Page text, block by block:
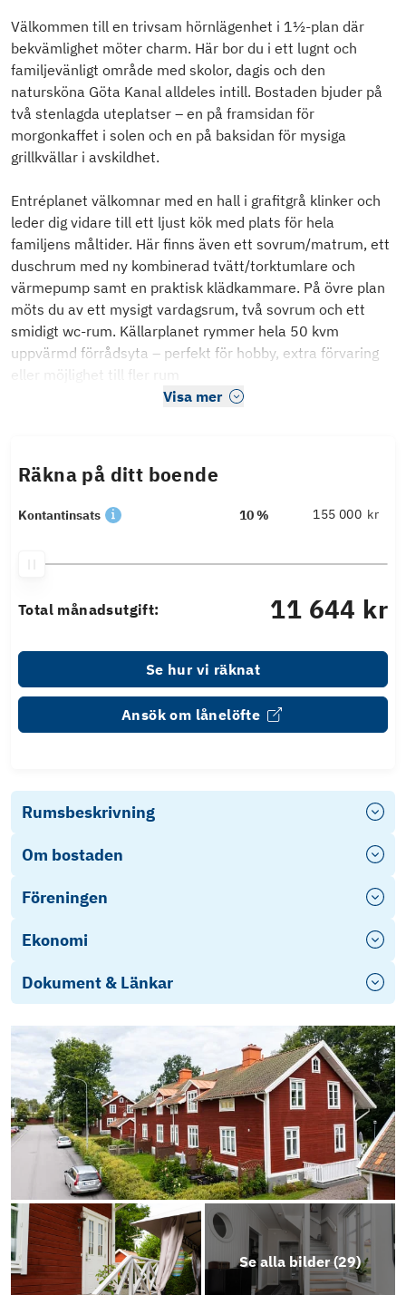
Välkommen till en trivsam hörnlägenhet i 1½-plan där
bekvämlighet möter charm. Här bor du i ett lugnt och
familjevänligt område med skolor, dagis och den
natursköna Göta Kanal alldeles intill. Bostaden bjuder på
två stenlagda uteplatser – en på framsidan för
morgonkaffet i solen och en på baksidan för mysiga
grillkvällar i avskildhet.
Entréplanet välkomnar med en hall i grafitgrå klinker och
leder dig vidare till ett ljust kök med plats för hela
familjens måltider. Här finns även ett sovrum/matrum, ett
duschrum med ny kombinerad tvätt/torktumlare och
värmepump samt en praktisk klädkammare. På övre plan
möts du av ett mysigt vardagsrum, två sovrum och ett
smidigt wc-rum. Källarplanet rymmer hela 50 kvm
uppvärmd förrådsyta – perfekt för hobby, extra förvaring
eller möjlighet till fler rum
Visa mer
Räkna på ditt boende
Kontantinsats 10 % kr
Total månadsutgift: 11 644 kr
Se hur vi räknat
Ansök om lånelöfte
Rumsbeskrivning
Om bostaden
Föreningen
Ekonomi
Dokument & Länkar
Objektsbeskrivning
Se alla bilder (29)